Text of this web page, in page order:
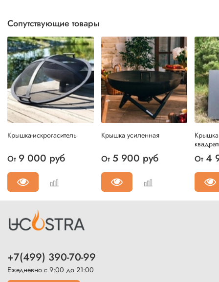
Сопутствующие товары
Крышка-искрогаситель
От 9 000 руб
Крышка усиленная
От 5 900 руб От 4
+7(499) 390-70-99
Ежедневно с 9:00 до 21:00